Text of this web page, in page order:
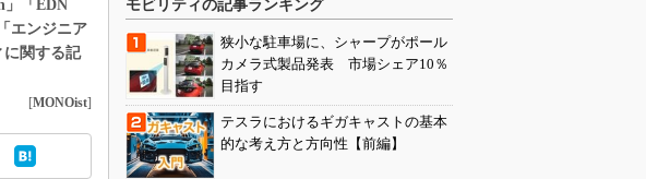
」「EDN
エンジニア
に関する記
[MONOist]
モビリティの記事ランキング
狭小な駐車場に、シャープがポール
カメラ式製品発表 市場シェア10％
目指す
テスラにおけるギガキャストの基本
的な考え方と方向性【前編】